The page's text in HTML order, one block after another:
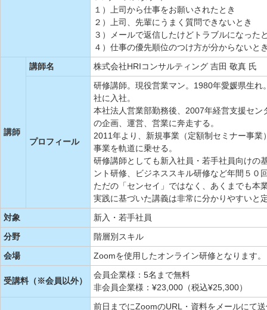
１）上司から仕事をお願いされたとき
２）上司、先輩にうまく質問できないとき
３）メールで返信したけどトラブルになった
４）仕事の優先順位のつけ方が分からないと
講師
講師名 株式会社HRIコンサルティング 吉田 敬真 氏
プロフィール
研修講師。現役営業マン。1980年愛媛県生
社に入社。
本社法人営業部勤務後、2007年経営支援セ
の企画、運営、営業に奔走する。
2011年より、新規事業（定額制セミナー事
事業を軌道に乗せる。
研修講師としても新入社員・若手社員向けの
ント研修、ビジネススキル研修など年間５０
ただの「センセイ」ではなく、あくまでも本
実践に基づいた講義は非常に分かりやすいと
対象
新入・若手社員
分野
階層別スキル
会場
Zoomを使用したオンライン研修となります。
受講料（※会員以外）
会員企業様：5名まで無料
非会員企業様：¥23,000（税込¥25,300）
前日までにZoomのURL・資料をメールにて